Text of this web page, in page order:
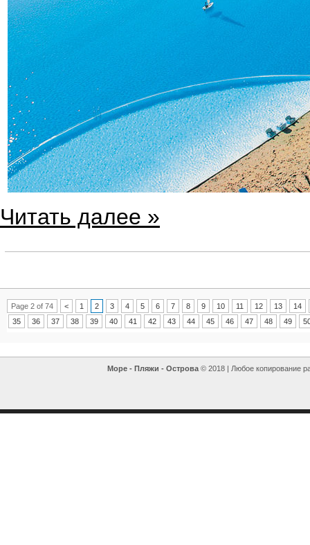
Читать далее »
Page 2 of 74 < 1 2 3 4 5 6 7 8 9 10 11 12 13
14
35
36 37 38 39 40 41 42 43 44 45 46 47 48 49
Море - Пляжи - Острова © 2018 | Любое копирование